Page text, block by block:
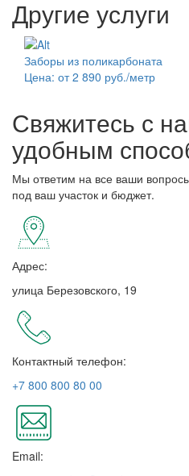
Другие услуги
Заборы из поликарбоната
Цена: от 2 890 руб./метр
Свяжитесь с
удобным
Мы ответим на все ваши
под ваш участок и бюджет.
Адрес:
улица Березовского, 19
Контактный телефон:
+7 800 800 80 00
Email: